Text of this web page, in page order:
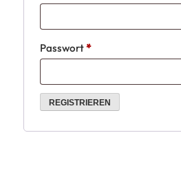
Passwort*Erforderlich
REGISTRIEREN